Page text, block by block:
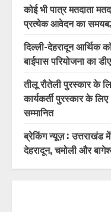
कोई भी पात्र मतदाता
प्रत्येक आवेदन का
दिल्ली-देहरादून आर्थिक
बाईपास परियोजना का
तीलू रौतेली पुरस्कार के
कार्यकर्ती पुरस्कार के
सम्मानित
ब्रेकिंग न्यूज़ : उत्तराखंड
देहरादून, चमोली और